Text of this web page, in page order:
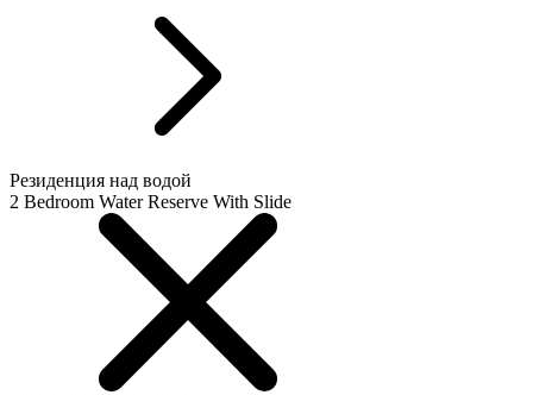
Резиденция над водой
2 Bedroom Water Reserve With Slide